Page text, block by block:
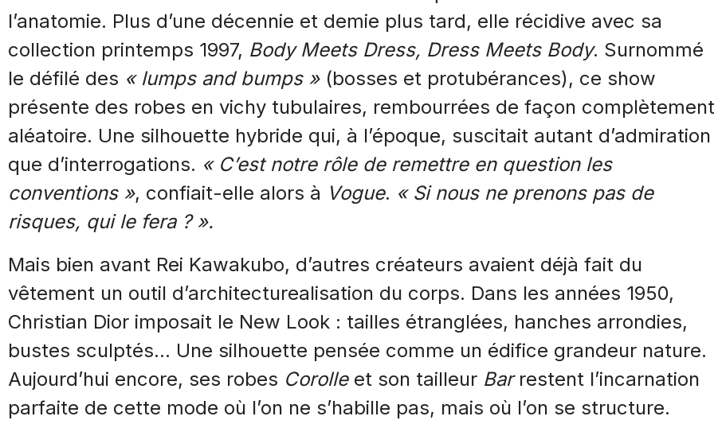
l’anatomie. Plus d’une décennie et demie plus tard, elle récidive avec sa
collection printemps 1997, Body Meets Dress, Dress Meets Body. Surnommé
le défilé des « lumps and bumps »(bosses et protubérances), ce show
présente des robes en vichy tubulaires, rembourrées de façon complètement
aléatoire. Une silhouette hybride qui, à l’époque, suscitait autant d’admiration
que d’interrogations. « C’est notre rôle de remettre en question les
conventions », confiait-elle alors à Vogue. « Si nous ne prenons pas de
risques, qui le fera ? ».
Mais bien avant Rei Kawakubo, d’autres créateurs avaient déjà fait du
vêtement un outil d’architecturealisation du corps. Dans les années 1950,
Christian Dior imposait le New Look : tailles étranglées, hanches arrondies,
bustes sculptés… Une silhouette pensée comme un édifice grandeur nature.
Aujourd’hui encore, ses robes Corolleet son tailleur Barrestent l’incarnation
parfaite de cette mode où l’on ne s’habille pas, mais où l’on se structure.